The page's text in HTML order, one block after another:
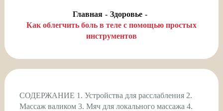
Главная
Здоровье
Как облегчить боль в теле с помощью простых
инструментов
СОДЕРЖАНИЕ 1. Устройства для расслабления 2.
Массаж валиком 3. Мяч для локального массажа 4.